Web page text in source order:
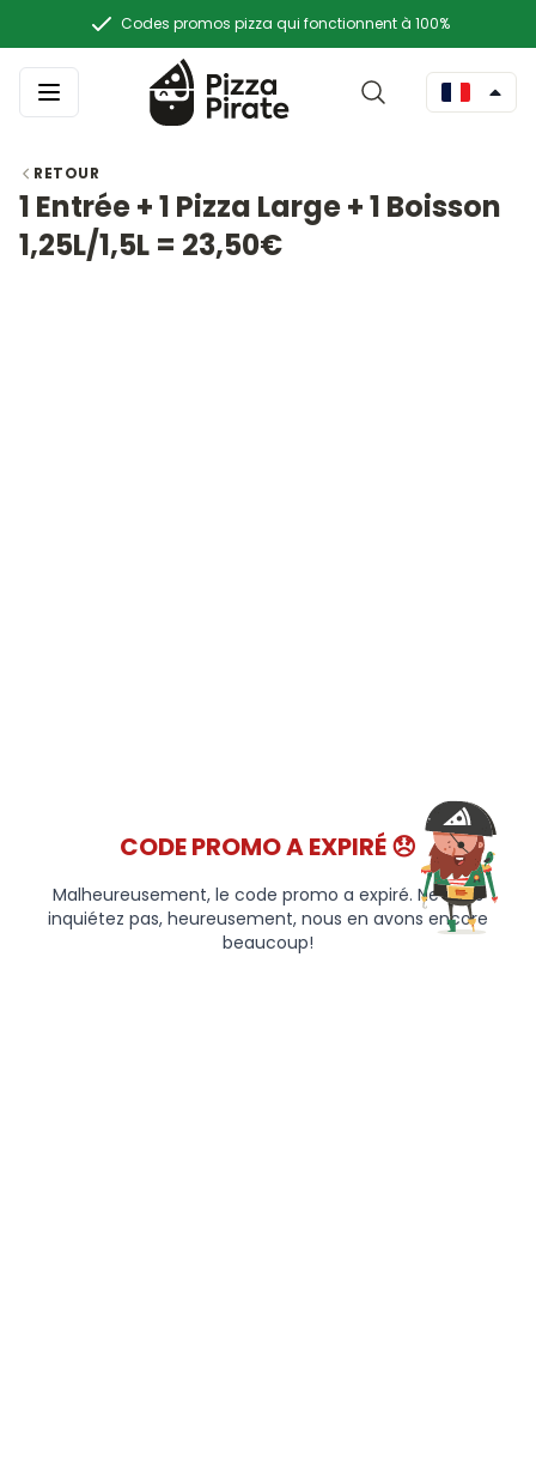
Codes promos pizza qui fonctionnent à 100%
RETOUR
1 Entrée + 1 Pizza Large + 1 Boisson
1,25L/1,5L = 23,50€
CODE PROMO A EXPIRÉ 😞
Malheureusement, le code promo a expiré. Ne vous
inquiétez pas, heureusement, nous en avons encore
beaucoup!